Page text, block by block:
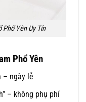
Phổ Yên Uy Tín
Phổ Yên
– ngày lễ
– không phụ phí